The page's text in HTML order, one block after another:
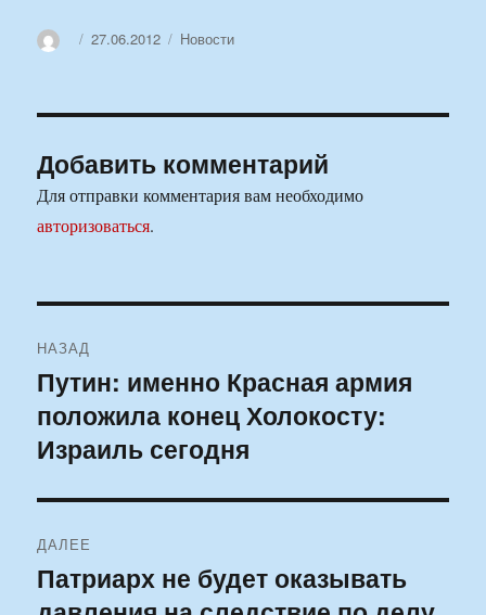
АвторОпубликовано
27.06.2012 Рубрики
Новости
Добавить комментарий
Для отправки комментария вам необходимо
авторизоваться.
по
записям
НАЗАД
Предыдущая
запись:
Путин: именно Красная армия
положила конец Холокосту:
Израиль сегодня
ДАЛЕЕ
Следующая
запись:
Патриарх не будет оказывать